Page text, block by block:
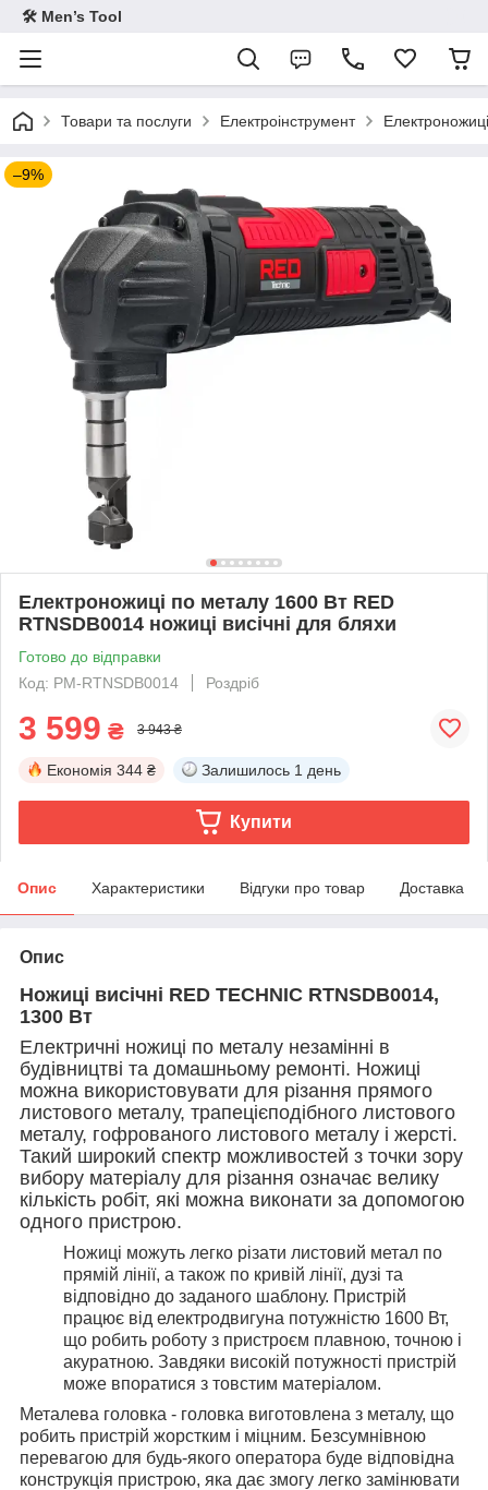
🛠 Men’s Tool
Товари та послуги Електроінструмент Електроножиці
–9%
Електроножиці по металу 1600 Вт RED
RTNSDB0014 ножиці висічні для бляхи
Готово до відправки
Код: PM-RTNSDB0014
Роздріб
3 599 ₴ 3 943 ₴
Економія 344 ₴ Залишилось 1 день
Купити
Опис Характеристики Відгуки про товар Доставка
Опис
Ножиці висічні RED TECHNIC RTNSDB0014,
1300 Вт
Електричні ножиці по металу незамінні в
будівництві та домашньому ремонті. Ножиці
можна використовувати для різання прямого
листового металу, трапецієподібного листового
металу, гофрованого листового металу і жерсті.
Такий широкий спектр можливостей з точки зору
вибору матеріалу для різання означає велику
кількість робіт, які можна виконати за допомогою
одного пристрою.
Ножиці можуть легко різати листовий метал по
прямій лінії, а також по кривій лінії, дузі та
відповідно до заданого шаблону. Пристрій
працює від електродвигуна потужністю 1600 Вт,
що робить роботу з пристроєм плавною, точною і
акуратною. Завдяки високій потужності пристрій
може впоратися з товстим матеріалом.
Металева головка - головка виготовлена з металу, що
робить пристрій жорстким і міцним. Безсумнівною
перевагою для будь-якого оператора буде відповідна
конструкція пристрою, яка дає змогу легко замінювати